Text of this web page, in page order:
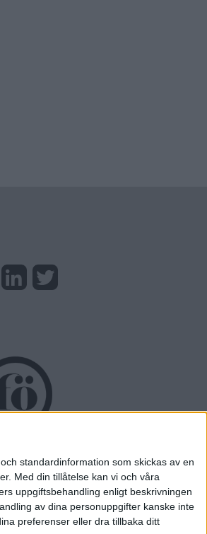
standardinformation som skickas av en
Med din tillåtelse kan vi och våra
uppgiftsbehandling enligt beskrivningen
av dina personuppgifter kanske inte
preferenser eller dra tillbaka ditt